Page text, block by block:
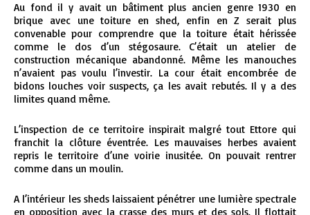
Au fond il y avait un bâtiment plus ancien genre 1930 en
brique avec une toiture en shed, enfin en Z serait plus
convenable pour comprendre que la toiture était hérissée
comme le dos d’un stégosaure. C’était un atelier de
construction mécanique abandonné. Même les manouches
n’avaient pas voulu l’investir. La cour était encombrée de
bidons louches voir suspects, ça les avait rebutés. Il y a des
limites quand même.
L’inspection de ce territoire inspirait malgré tout Ettore qui
franchit la clôture éventrée. Les mauvaises herbes avaient
repris le territoire d’une voirie inusitée. On pouvait rentrer
comme dans un moulin.
A l’intérieur les sheds laissaient pénétrer une lumière spectrale
en opposition avec la crasse des murs et des sols. Il flottait